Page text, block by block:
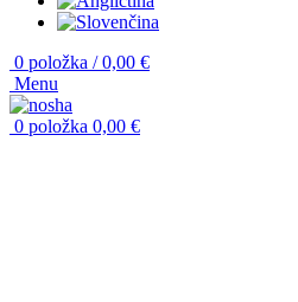
0 položka / 0,00 €
Menu
0 položka 0,00 €